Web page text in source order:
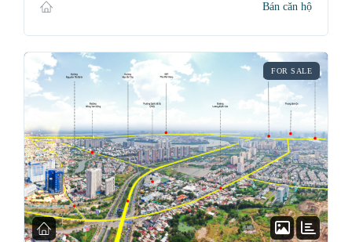
Bán căn hộ
FOR SALE